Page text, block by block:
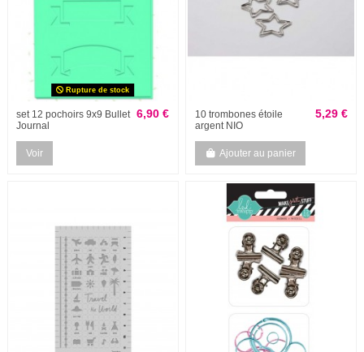
Rupture de stock
set 12 pochoirs 9x9 Bullet
Journal
6,90 €
Voir
10 trombones étoile
argent NIO
5,29 €
Ajouter au panier